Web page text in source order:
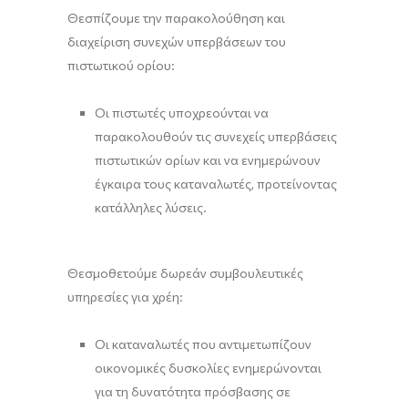
Θεσπίζουμε την παρακολούθηση και
διαχείριση συνεχών υπερβάσεων του
πιστωτικού ορίου:
Οι πιστωτές υποχρεούνται να
παρακολουθούν τις συνεχείς υπερβάσεις
πιστωτικών ορίων και να ενημερώνουν
έγκαιρα τους καταναλωτές, προτείνοντας
κατάλληλες λύσεις.
Θεσμοθετούμε δωρεάν συμβουλευτικές
υπηρεσίες για χρέη:
Οι καταναλωτές που αντιμετωπίζουν
οικονομικές δυσκολίες ενημερώνονται
για τη δυνατότητα πρόσβασης σε